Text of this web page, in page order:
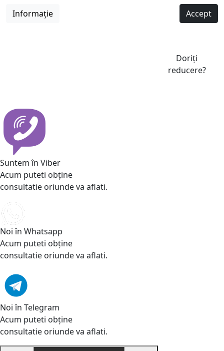
Informație Accept
Doriți
reducere?
Suntem în Viber
Acum puteti obține
consultatie oriunde va aflati.
Noi în Whatsapp
Acum puteti obține
consultatie oriunde va aflati.
Noi în Telegram
Acum puteti obține
consultatie oriunde va aflati.